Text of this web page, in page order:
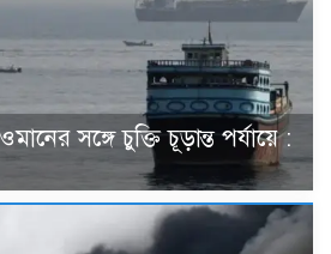
সঙ্গে চুক্তি চূড়ান্ত পর্যায়ে :